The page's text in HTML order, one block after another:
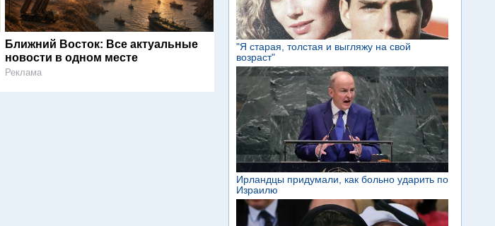
Ближний Восток: Все актуальные
новости в одном месте
Реклама